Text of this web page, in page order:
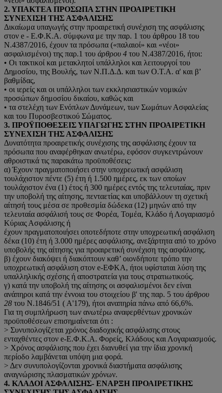
2. ΥΠΑΚΤΕΑ ΠΡΟΣΩΠΑ ΣΤΗΝ ΠΡΟΑΙΡΕΤΙΚΗ
ΣΥΝΕΧΙΣΗ ΤΗΣ ΑΣΦΑΛΙΣΗΣ
Δικαίωμα υπαγωγής στην προαιρετική συνέχιση της ασφάλισης
στον e - Ε.Φ.Κ.Α. σύμφωνα με την παρ. 1 του άρθρου 18 του
Ν.4387/2016, έχουν τα πρόσωπα («παλαιοί» και «νέοι»
ασφαλισμένοι) της παρ.1 του άρθρου 4 του Ν.4387/2016, ήτοι:
• Οι τακτικοί και μετακλητοί υπάλληλοι και λειτουργοί του
Δημοσίου, της Βουλής, των Ν.Π.Δ.Δ. και των Ο.Τ.Α. α' και β’
βαθμίδας,
• οι ιερείς και οι υπάλληλοι των εκκλησιαστικών νομικών
προσώπων δημοσίου δικαίου, καθώς και
• τα στελέχη των Ενόπλων Δυνάμεων, των Σωμάτων Ασφαλείας
και του Πυροσβεστικού Σώματος.
3. ΠΡΟΫΠΟΘΕΣΕΙΣ ΥΠΑΓΩΓΗΣ ΣΤΗΝ ΠΡΟΑΙΡΕΤΙΚΗ
ΣΥΝΕΧΙΣΗ ΤΗΣ ΑΣΦΑΛΙΣΗΣ
Δυνατότητα προαιρετικής συνέχισης της ασφάλισης έχουν τα
πρόσωπα που αναφέρθηκαν ανωτέρω, εφόσον συγκεντρώνουν
αθροιστικά τις παρακάτω προϋποθέσεις:
α) Έχουν πραγματοποιήσει στην υποχρεωτική ασφάλιση
τουλάχιστον πέντε (5) έτη ή 1.500 ημέρες, εκ των οποίων
τουλάχιστον ένα (1) έτος ή 300 ημέρες εντός της τελευταίας, πριν
την υποβολή της αίτησης, πενταετίας και υποβάλλουν τη σχετική
αίτησή τους μέσα σε προθεσμία δώδεκα (12) μηνών από την
τελευταία ασφάλισή τους σε Φορέα, Τομέα, Κλάδο ή Λογαριασμό
Κύριας Ασφάλισης ή
έχουν πραγματοποιήσει οποτεδήποτε στην υποχρεωτική ασφάλιση
δέκα (10) έτη ή 3.000 ημέρες ασφάλισης, ανεξάρτητα από το χρόνο
υποβολής της αίτησης για προαιρετική συνέχιση της ασφάλισης.
β) έχουν διακόψει ή διακόπτουν καθ’ οιονδήποτε τρόπο την
υποχρεωτική ασφάλιση στον e-ΕΦΚΑ, ήτοι υφίσταται λύση της
υπαλληλικής σχέσης ή αποστρατεία για τους στρατιωτικούς.
γ) κατά την υποβολή της αίτησης οι ασφαλισμένοι δεν είναι
ανάπηροι κατά την έννοια του στοιχείου β' της παρ. 5 του άρθρου
28 του Ν.1846/51 ( Α'179), ήτοι αναπηρία πάνω από 66,6%.
Για τη συμπλήρωση των ανωτέρω αναφερθέντων χρονικών
προϋποθέσεων επισημαίνεται ότι :
> Συνυπολογίζεται χρόνος διαδοχικής ασφάλισης στους
ενταχθέντες στον e-Ε.Φ.Κ.Α. Φορείς, Κλάδους και Λογαριασμούς.
> Χρόνος ασφάλισης που έχει διανυθεί για την ίδια χρονική
περίοδο λαμβάνεται υπόψη μια φορά.
> Δεν συνυπολογίζονται χρονικά διαστήματα ασφάλισης
αναγνώρισης πλασματικών χρόνων.
4. ΚΛΑΔΟΙ ΑΣΦΑΛΙΣΗΣ- ΕΝΑΡΞΗ ΠΡΟΑΙΡΕΤΙΚΗΣ